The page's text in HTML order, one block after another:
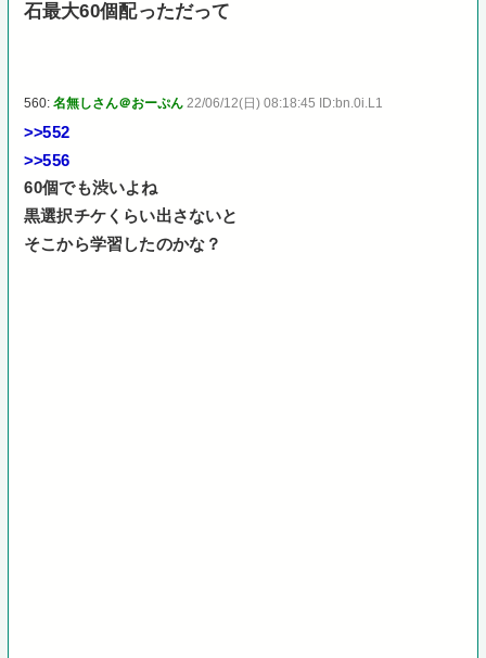
石最大60個配っただって
560:名無しさん＠おーぷん 22/06/12(日) 08:18:45 ID:bn.0i.L1
>>552
>>556
60個でも渋いよね
黒選択チケくらい出さないと
そこから学習したのかな？